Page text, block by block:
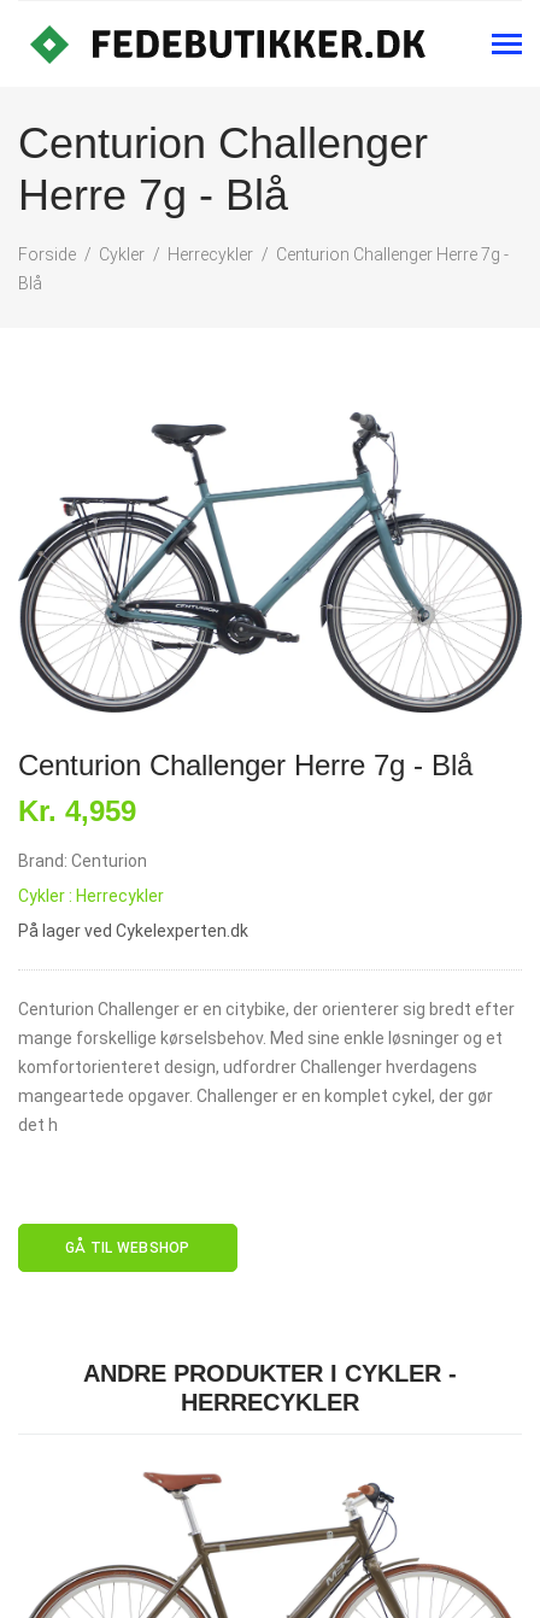
Centurion Challenger
Herre 7g - Blå
Forside Cykler Herrecykler
Centurion Challenger Herre 7g -
Blå
Centurion Challenger Herre 7g - Blå
Kr. 4,959
Brand: Centurion
Cykler : Herrecykler
På lager ved Cykelexperten.dk
Centurion Challenger er en citybike, der orienterer sig bredt efter
mange forskellige kørselsbehov. Med sine enkle løsninger og et
komfortorienteret design, udfordrer Challenger hverdagens
mangeartede opgaver. Challenger er en komplet cykel, der gør
det h
GÅ TIL WEBSHOP
ANDRE PRODUKTER I CYKLER -
HERRECYKLER